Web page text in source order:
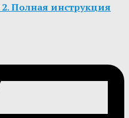
Полная инструкция